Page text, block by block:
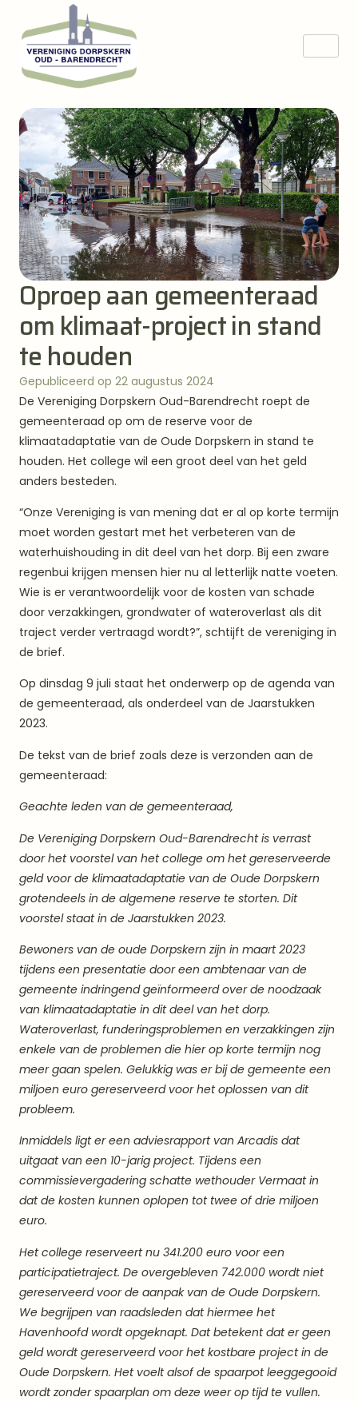
Oproep aan gemeenteraad
om klimaat-project in stand
te houden
Gepubliceerd op 22 augustus 2024
De Vereniging Dorpskern Oud-Barendrecht roept de
gemeenteraad op om de reserve voor de
klimaatadaptatie van de Oude Dorpskern in stand te
houden. Het college wil een groot deel van het geld
anders besteden.
“Onze Vereniging is van mening dat er al op korte termijn
moet worden gestart met het verbeteren van de
waterhuishouding in dit deel van het dorp. Bij een zware
regenbui krijgen mensen hier nu al letterlijk natte voeten.
Wie is er verantwoordelijk voor de kosten van schade
door verzakkingen, grondwater of wateroverlast als dit
traject verder vertraagd wordt?”, schtijft de vereniging in
de brief.
Op dinsdag 9 juli staat het onderwerp op de agenda van
de gemeenteraad, als onderdeel van de Jaarstukken
2023.
De tekst van de brief zoals deze is verzonden aan de
gemeenteraad:
Geachte leden van de gemeenteraad,
De Vereniging Dorpskern Oud-Barendrecht is verrast
door het voorstel van het college om het gereserveerde
geld voor de klimaatadaptatie van de Oude Dorpskern
grotendeels in de algemene reserve te storten. Dit
voorstel staat in de Jaarstukken 2023.
Bewoners van de oude Dorpskern zijn in maart 2023
tijdens een presentatie door een ambtenaar van de
gemeente indringend geïnformeerd over de noodzaak
van klimaatadaptatie in dit deel van het dorp.
Wateroverlast, funderingsproblemen en verzakkingen zijn
enkele van de problemen die hier op korte termijn nog
meer gaan spelen. Gelukkig was er bij de gemeente een
miljoen euro gereserveerd voor het oplossen van dit
probleem.
Inmiddels ligt er een adviesrapport van Arcadis dat
uitgaat van een 10-jarig project. Tijdens een
commissievergadering schatte wethouder Vermaat in
dat de kosten kunnen oplopen tot twee of drie miljoen
euro.
Het college reserveert nu 341.200 euro voor een
participatietraject. De overgebleven 742.000 wordt niet
gereserveerd voor de aanpak van de Oude Dorpskern.
We begrijpen van raadsleden dat hiermee het
Havenhoofd wordt opgeknapt. Dat betekent dat er geen
geld wordt gereserveerd voor het kostbare project in de
Oude Dorpskern. Het voelt alsof de spaarpot leeggegooid
wordt zonder spaarplan om deze weer op tijd te vullen.